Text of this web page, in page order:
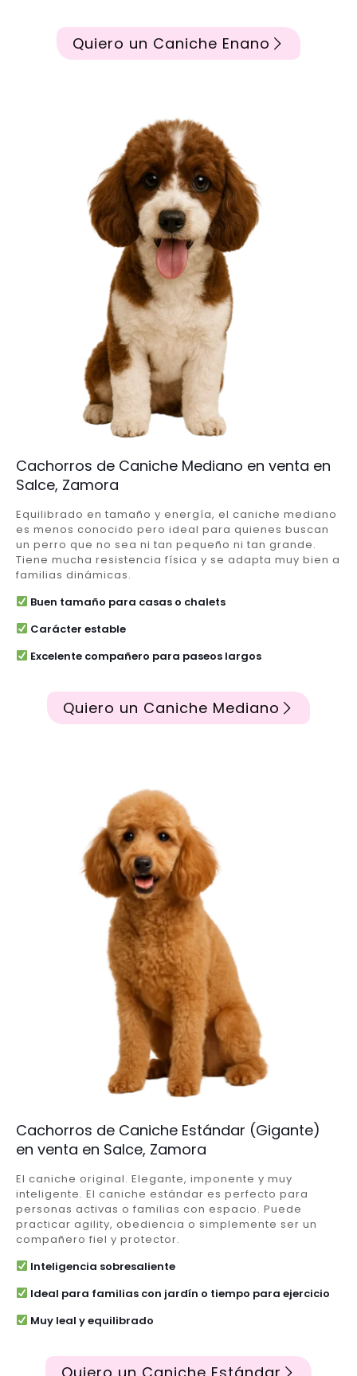
Quiero un Caniche Enano
Cachorros de Caniche Mediano en venta en
Salce, Zamora
Equilibrado en tamaño y energía, el caniche mediano
es menos conocido pero ideal para quienes buscan
un perro que no sea ni tan pequeño ni tan grande.
Tiene mucha resistencia física y se adapta muy bien a
familias dinámicas.
Buen tamaño para casas o chalets
Carácter estable
Excelente compañero para paseos largos
Quiero un Caniche Mediano
Cachorros de Caniche Estándar (Gigante)
en venta en Salce, Zamora
El caniche original. Elegante, imponente y muy
inteligente. El caniche estándar es perfecto para
personas activas o familias con espacio. Puede
practicar agility, obediencia o simplemente ser un
compañero fiel y protector.
Inteligencia sobresaliente
Ideal para familias con jardín o tiempo para ejercicio
Muy leal y equilibrado